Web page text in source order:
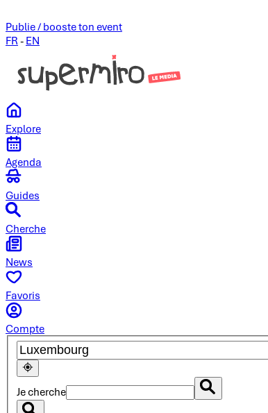
Publie / booste ton event
FR - EN
Explore
Agenda
Guides
Cherche
News
Favoris
Compte
Je cherche